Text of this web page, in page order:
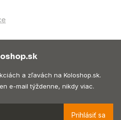
a zľavách na Koloshop.sk.
e-mail týždenne, nikdy viac.
Prihlásiť sa